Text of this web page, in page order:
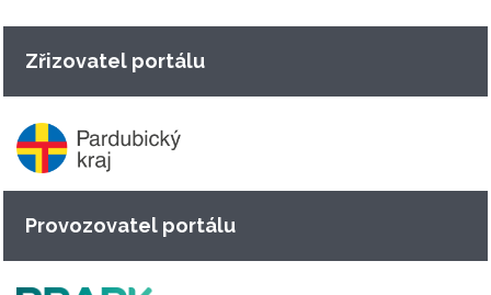
Zřizovatel portálu
Provozovatel portálu